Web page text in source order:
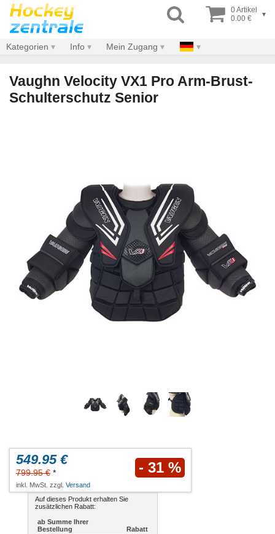
0 Artikel
0.00 €
▾
Kategorien Info Mein Zugang
Vaughn Velocity VX1 Pro Arm-Brust-
Schulterschutz Senior
549.95 €
799.95 € * - 31 %
inkl. MwSt. zzgl. Versand
Auf dieses Produkt erhalten Sie
zusätzlichen Rabatt:
ab Summe Ihrer
Bestellung
Rabatt